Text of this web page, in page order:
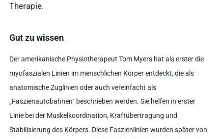
Therapie.
Gut zu wissen
Der amerikanische Physiotherapeut Tom Myers hat als erster die
myofaszialen Linien im menschlichen Körper entdeckt, die als
anatomische Zuglinien oder auch vereinfacht als
„Faszienautobahnen“ beschrieben werden. Sie helfen in erster
Linie bei der Muskelkoordination, Kraftübertragung und
Stabilisierung des Körpers. Diese Faszienlinien wurden später von